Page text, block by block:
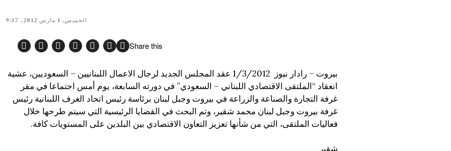
الخميس, 1 مارس 2012, 9:17
Share this
بيروت – رادار نيوز 1/3/2012 عقد المجلس الجديد لرجال الاعمال اللبنانيين – السعوديين، عشية
انعقاد “الملتقى الاقتصادي اللبناني – السعودي” في دورته السابعة، يوم أمس اجتماعا في مقر
غرفة التجارة والصناعة والزراعة في بيروت وجبل لبنان برئاسة رئيس اتحاد الغرف اللبنانية رئيس
غرفة بيروت وجبل لبنان محمد شقير، وتم البحث في القضايا الرئيسية التي سيتم طرحها خلال
فعاليات الملتقى، التي من شأنها تعزيز التعاون الاقتصادي بين البلدين على المستويات كافة.
شقير